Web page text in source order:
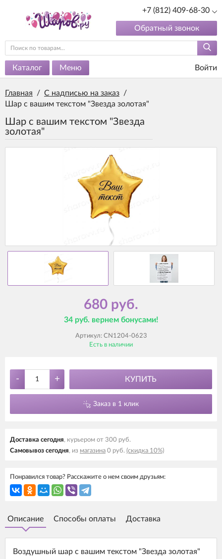
+7 (812) 409-68-30
Обратный звонок
Каталог Меню Войти
Главная / С надписью на заказ /
Шар с вашим текстом "Звезда золотая"
Шар с вашим текстом "Звезда
золотая"
680 руб.
34 руб. вернем бонусами!
Артикул: CN1204-0623
Есть в наличии
- + КУПИТЬ
Заказ в 1 клик
Доставка cегодня, курьером от 300 руб.
Самовывоз cегодня, из магазина 0 руб. (скидка 10%)
Понравился товар? Расскажите о нем своим друзьям:
Описание Способы оплаты Доставка
Воздушный шар с вашим текстом "Звезда золотая"